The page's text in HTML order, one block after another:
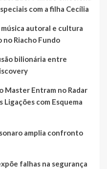
com a filha Cecília
autoral e cultura
no Riacho Fundo
bilionária entre
Master Entram no Radar
com Esquema
amplia confronto
falhas na segurança